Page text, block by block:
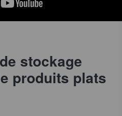
stockage
produits plats